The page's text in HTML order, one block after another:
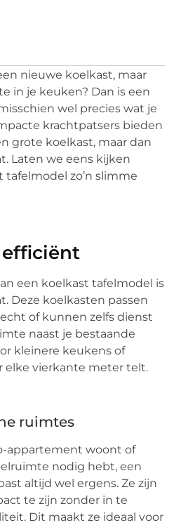
nieuwe koelkast, maar
in je keuken? Dan is een
wel precies wat je
krachtpatsers bieden
grote koelkast, maar dan
Laten we eens kijken
tafelmodel zo’n slimme
efficiënt
een koelkast tafelmodel is
Deze koelkasten passen
of kunnen zelfs dienst
naast je bestaande
kleinere keukens of
elke vierkante meter telt.
ruimtes
appartement woont of
nodig hebt, een
altijd wel ergens. Ze zijn
te zijn zonder in te
Dit maakt ze ideaal voor